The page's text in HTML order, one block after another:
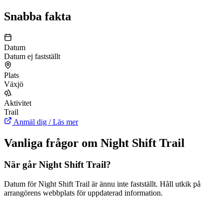
Snabba fakta
Datum
Datum ej fastställt
Plats
Växjö
Aktivitet
Trail
Anmäl dig / Läs mer
Vanliga frågor om Night Shift Trail
När går Night Shift Trail?
Datum för Night Shift Trail är ännu inte fastställt. Håll utkik på
arrangörens webbplats för uppdaterad information.